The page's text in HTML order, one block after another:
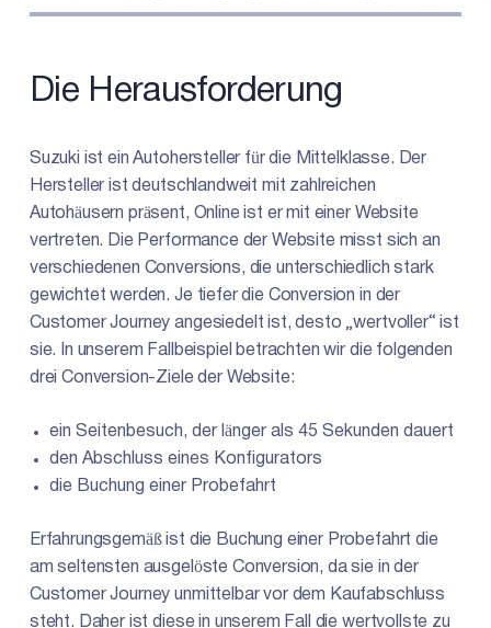
Die Herausforderung
Suzuki ist ein Autohersteller für die Mittelklasse. Der
Hersteller ist deutschlandweit mit zahlreichen
Autohäusern präsent, Online ist er mit einer Website
vertreten. Die Performance der Website misst sich an
verschiedenen Conversions, die unterschiedlich stark
gewichtet werden. Je tiefer die Conversion in der
Customer Journey angesiedelt ist, desto „wertvoller“ ist
sie. In unserem Fallbeispiel betrachten wir die folgenden
drei Conversion-Ziele der Website:
ein Seitenbesuch, der länger als 45 Sekunden dauert
den Abschluss eines Konfigurators
die Buchung einer Probefahrt
Erfahrungsgemäß ist die Buchung einer Probefahrt die
am seltensten ausgelöste Conversion, da sie in der
Customer Journey unmittelbar vor dem Kaufabschluss
steht. Daher ist diese in unserem Fall die wertvollste zu